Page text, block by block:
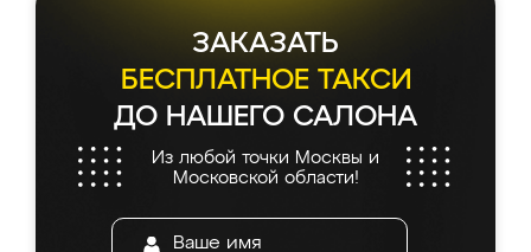
ЗАКАЗАТЬ
БЕСПЛАТНОЕ ТАКСИ
ДО НАШЕГО САЛОНА
Из любой точки Москвы и
Московской области!